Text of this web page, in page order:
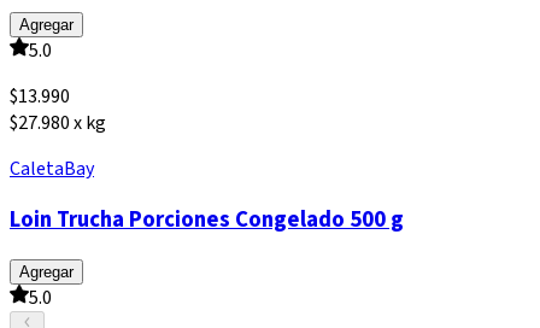
Agregar
5.0
$13.990
$27.980 x kg
CaletaBay
Loin Trucha Porciones Congelado 500 g
Agregar
5.0